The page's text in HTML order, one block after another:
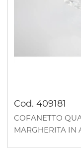
Cod. 409181
COFANETTO
MARGHERITA IN